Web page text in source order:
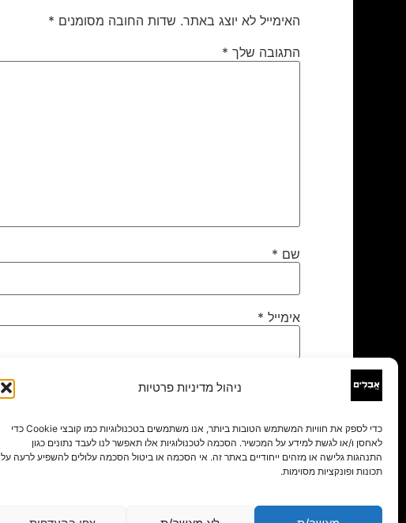
ניהול מדיניות פרטיות
כדי לספק את חוויות המשתמש הטובות ביותר, אנו משתמשים בטכנולוגיות כמו קובצי Cookie כדי
לאחסן ו/או לגשת למידע על המכשיר. הסכמה לטכנולוגיות אלו תאפשר לנו לעבד נתונים כגון
התנהגות גלישה או מזהים ייחודיים באתר זה. אי הסכמה או ביטול הסכמה עלולים להשפיע לרעה על
תכונות ופונקציות מסוימות.
האימייל לא יוצג באתר. שדות החובה מסומנים *
התגובה שלך *
שם *
אימייל *